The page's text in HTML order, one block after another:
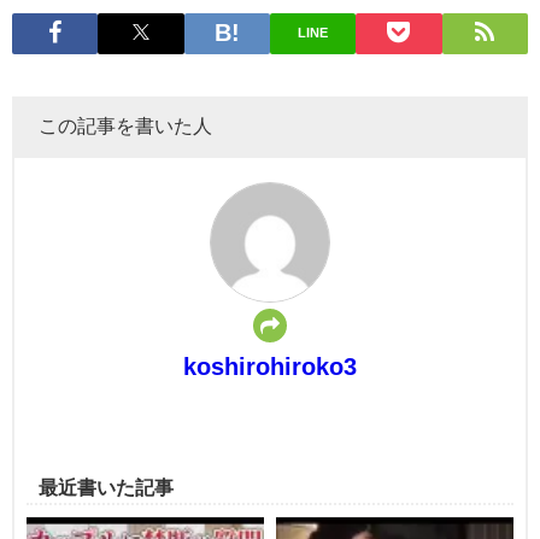
LINE
この記事を書いた人
koshirohiroko3
最近書いた記事